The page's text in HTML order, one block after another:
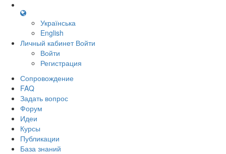
Українська
English
Личный кабинет Войти
Войти
Регистрация
Сопровождение
FAQ
Задать вопрос
Форум
Идеи
Курсы
Публикации
База знаний